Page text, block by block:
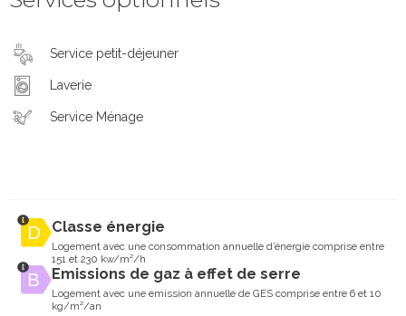
Service petit-déjeuner
Laverie
Service Ménage
Classe énergie
Logement avec une consommation annuelle d’énergie comprise entre
151 et 230 kw/m²/h
Emissions de gaz à effet de serre
Logement avec une emission annuelle de GES comprise entre 6 et 10
kg/m²/an